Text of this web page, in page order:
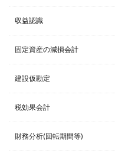
収益認識
固定資産の減損会計
建設仮勘定
税効果会計
財務分析(回転期間等)